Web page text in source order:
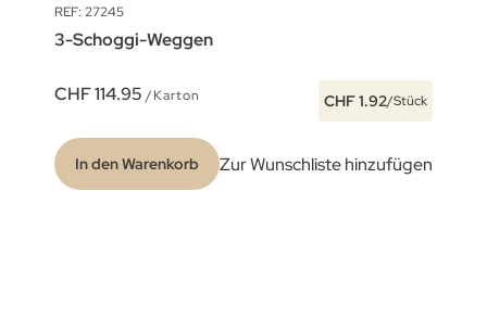
REF: 27245
3-Schoggi-Weggen
CHF 114.95 /Karton CHF 1.92/Stück
In den Warenkorb Zur Wunschliste hinzufügen